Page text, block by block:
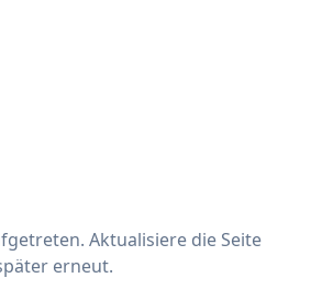
Aktualisiere die Seite
erneut.